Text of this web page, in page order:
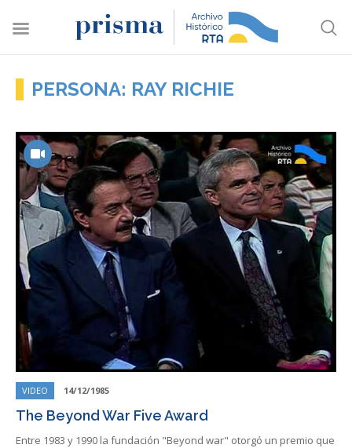
PERSONA: RAY RICHIE
VIDEO 14/12/1985
The Beyond War Five Award
Entre 1983 y 1990 la fundación "Beyond war" otorgó un premio que